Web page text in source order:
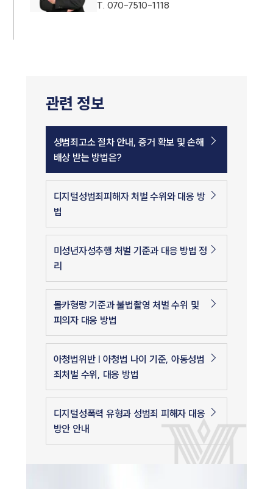
T. 070-7510-1118
관련 정보
성범죄고소 절차 안내, 증거 확보 및 손해
배상 받는 방법은?
디지털성범죄피해자 처벌 수위와 대응 방
법
미성년자성추행 처벌 기준과 대응 방법 정
리
몰카형량 기준과 불법촬영 처벌 수위 및
피의자 대응 방법
아청법위반 | 아청법 나이 기준, 아동성범
죄처벌 수위, 대응 방법
디지털성폭력 유형과 성범죄 피해자 대응
방안 안내